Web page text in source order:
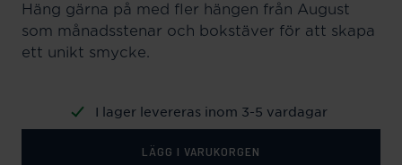
Häng gärna på med fler hängen från August
som månadsstenar och bokstäver för att skapa
ett unikt smycke.
I lager levereras inom 3-5 vardagar
LÄGG I VARUKORGEN